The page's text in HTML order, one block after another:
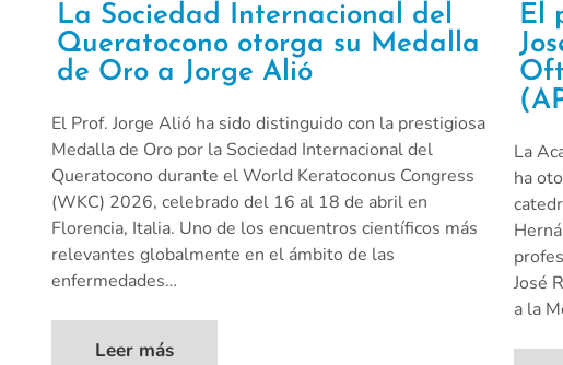
La Sociedad Internacional del
Queratocono otorga su Medalla
de Oro a Jorge Alió
El Prof. Jorge Alió ha sido distinguido con la prestigiosa
Medalla de Oro por la Sociedad Internacional del
Queratocono durante el World Keratoconus Congress
(WKC) 2026, celebrado del 16 al 18 de abril en
Florencia, Italia. Uno de los encuentros científicos más
relevantes globalmente en el ámbito de las
enfermedades…
Leer más
El
La
ha
José
a la